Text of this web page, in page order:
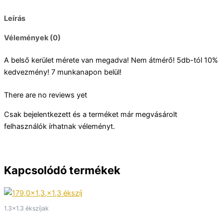
Leírás
Vélemények (0)
A belső kerület mérete van megadva! Nem átmérő! 5db-tól 10%
kedvezmény! 7 munkanapon belül!
There are no reviews yet
Csak bejelentkezett és a terméket már megvásárolt
felhasználók írhatnak véleményt.
Kapcsolódó termékek
1.3x1.3 ékszíjak